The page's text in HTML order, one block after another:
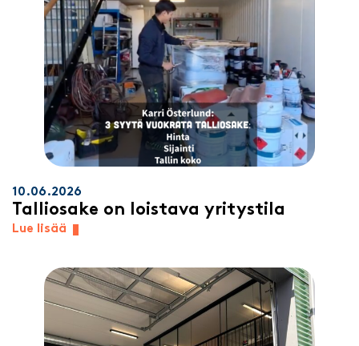
10.06.2026
Talliosake on loistava yritystila
Lue lisää